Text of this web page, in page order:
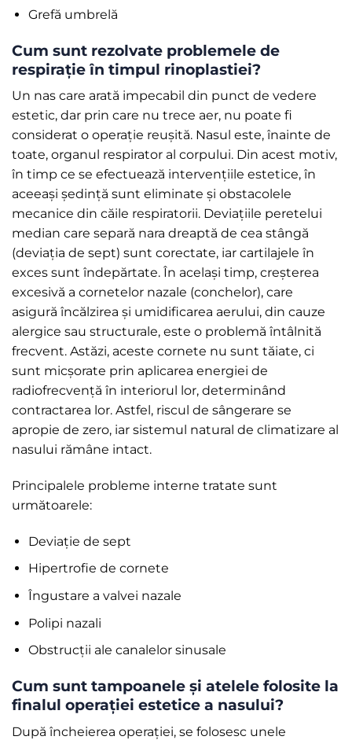
Grefă umbrelă
Cum sunt rezolvate problemele de
respirație în timpul rinoplastiei?
Un nas care arată impecabil din punct de vedere
estetic, dar prin care nu trece aer, nu poate fi
considerat o operație reușită. Nasul este, înainte de
toate, organul respirator al corpului. Din acest motiv,
în timp ce se efectuează intervențiile estetice, în
aceeași ședință sunt eliminate și obstacolele
mecanice din căile respiratorii. Deviațiile peretelui
median care separă nara dreaptă de cea stângă
(deviația de sept) sunt corectate, iar cartilajele în
exces sunt îndepărtate. În același timp, creșterea
excesivă a cornetelor nazale (conchelor), care
asigură încălzirea și umidificarea aerului, din cauze
alergice sau structurale, este o problemă întâlnită
frecvent. Astăzi, aceste cornete nu sunt tăiate, ci
sunt micșorate prin aplicarea energiei de
radiofrecvență în interiorul lor, determinând
contractarea lor. Astfel, riscul de sângerare se
apropie de zero, iar sistemul natural de climatizare al
nasului rămâne intact.
Principalele probleme interne tratate sunt
următoarele:
Deviație de sept
Hipertrofie de cornete
Îngustare a valvei nazale
Polipi nazali
Obstrucții ale canalelor sinusale
Cum sunt tampoanele și atelele folosite la
finalul operației estetice a nasului?
După încheierea operației, se folosesc unele